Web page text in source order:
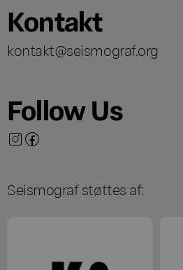
Kontakt
kontakt@seismograf.org
Follow Us
Seismograf støttes af: